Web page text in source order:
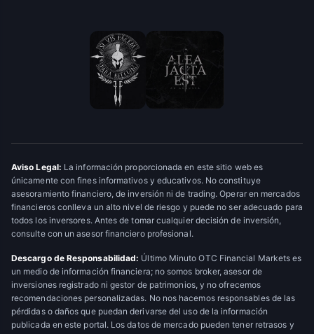
Aviso Legal: La información proporcionada en este sitio web es
únicamente con fines informativos y educativos. No constituye
asesoramiento financiero, de inversión ni de trading. Operar en mercados
financieros conlleva un alto nivel de riesgo y puede no ser adecuado para
todos los inversores. Antes de tomar cualquier decisión de inversión,
consulte con un asesor financiero profesional.
Descargo de Responsabilidad: Último Minuto OTC Financial Markets es
un medio de información financiera; no somos broker, asesor de
inversiones registrado ni gestor de patrimonios, y no ofrecemos
recomendaciones personalizadas. No nos hacemos responsables de las
pérdidas o daños que puedan derivarse del uso de la información
publicada en este portal. Los datos de mercado pueden tener retrasos y